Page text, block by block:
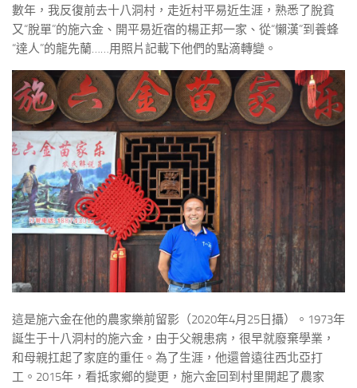
數年，我反復前去十八洞村，走近村平易近生涯，熟悉了脫貧
又“脫單”的施六金、開平易近宿的楊正邦一家、從“懶漢”到養蜂
“達人”的龍先蘭……用照片記載下他們的點滴轉變。
這是施六金在他的農家樂前留影（2020年4月25日攝）。1973年
誕生于十八洞村的施六金，由于父親患病，很早就廢棄學業，
和母親扛起了家庭的重任。為了生涯，他還曾遠往西北亞打
工。2015年，看抵家鄉的變更，施六金回到村里開起了農家